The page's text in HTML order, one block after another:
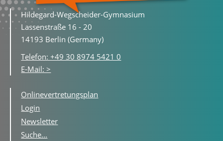
Hildegard-Wegscheider-Gymnasium
Lassenstraße 16 - 20
14193 Berlin (Germany)
Telefon: +49 30 8974 5421 0
E-Mail: >
Onlinevertretungsplan
Login
Newsletter
Suche...